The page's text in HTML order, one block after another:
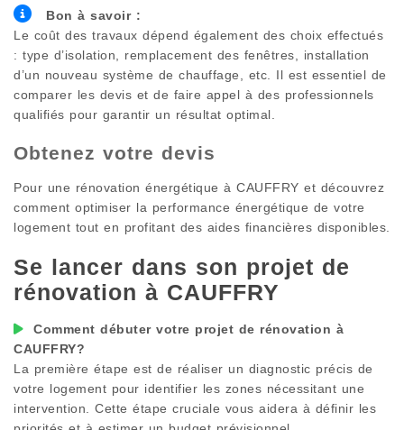
Bon à savoir :
Le coût des travaux dépend également des choix effectués
: type d’isolation, remplacement des fenêtres, installation
d’un nouveau système de chauffage, etc. Il est essentiel de
comparer les devis et de faire appel à des professionnels
qualifiés pour garantir un résultat optimal.
Obtenez votre devis
Pour une rénovation énergétique à CAUFFRY et découvrez
comment optimiser la performance énergétique de votre
logement tout en profitant des aides financières disponibles.
Se lancer dans son projet de
rénovation à CAUFFRY
Comment débuter votre projet de rénovation à
CAUFFRY?
La première étape est de réaliser un diagnostic précis de
votre logement pour identifier les zones nécessitant une
intervention. Cette étape cruciale vous aidera à définir les